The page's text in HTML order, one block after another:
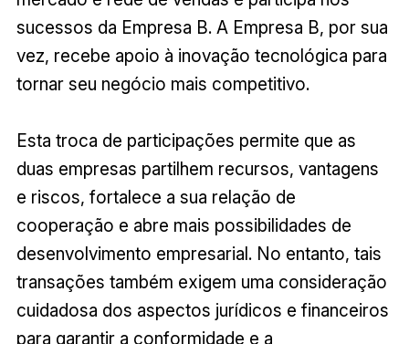
sucessos da Empresa B. A Empresa B, por sua
vez, recebe apoio à inovação tecnológica para
tornar seu negócio mais competitivo.
Esta troca de participações permite que as
duas empresas partilhem recursos, vantagens
e riscos, fortalece a sua relação de
cooperação e abre mais possibilidades de
desenvolvimento empresarial. No entanto, tais
transações também exigem uma consideração
cuidadosa dos aspectos jurídicos e financeiros
para garantir a conformidade e a